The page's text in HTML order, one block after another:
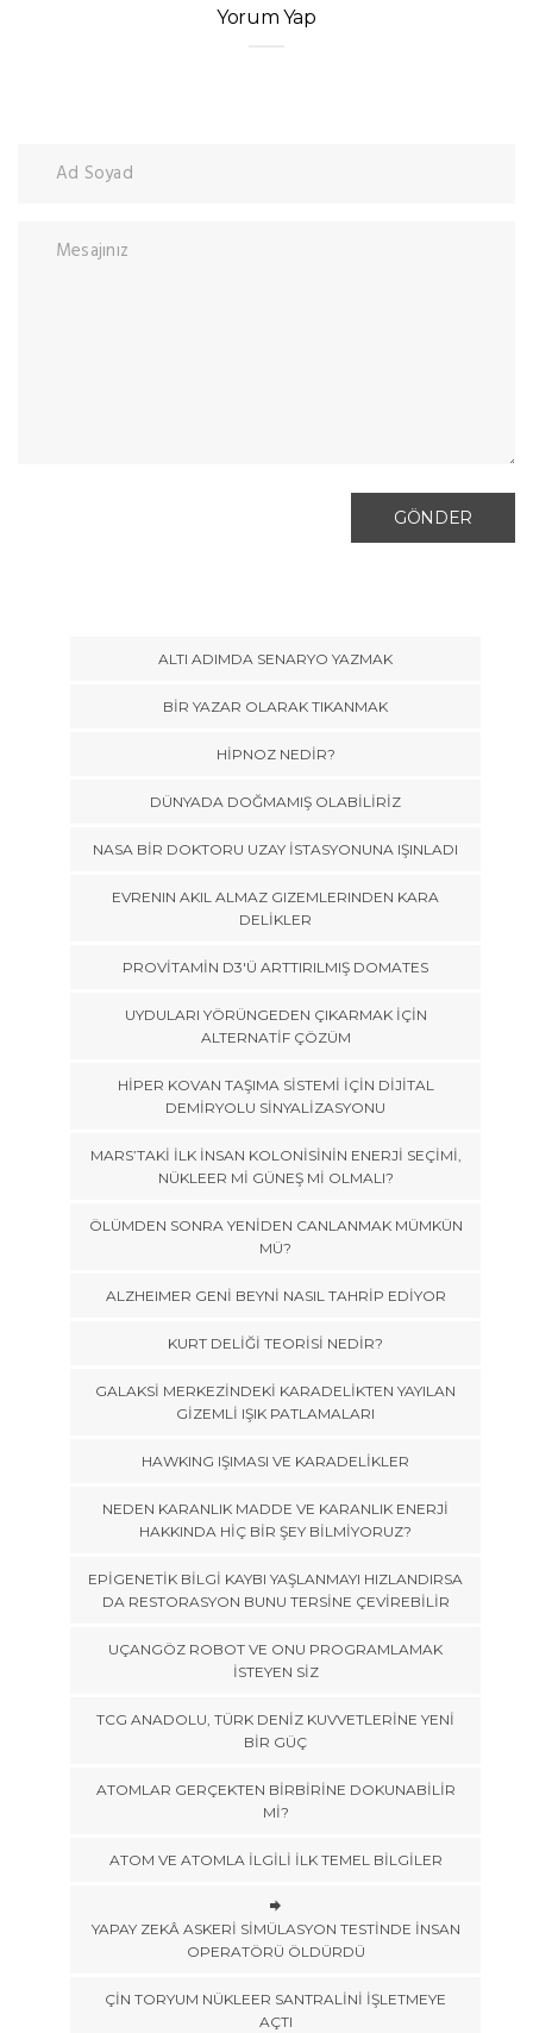
Yorum Yap
ALTI ADIMDA SENARYO YAZMAK
BİR YAZAR OLARAK TIKANMAK
HİPNOZ NEDİR?
DÜNYADA DOĞMAMIŞ OLABİLİRİZ
NASA BİR DOKTORU UZAY İSTASYONUNA IŞINLADI
EVRENIN AKIL ALMAZ GIZEMLERINDEN KARA
DELİKLER
PROVİTAMİN D3'Ü ARTTIRILMIŞ DOMATES
UYDULARI YÖRÜNGEDEN ÇIKARMAK İÇİN
ALTERNATİF ÇÖZÜM
HİPER KOVAN TAŞIMA SİSTEMİ İÇİN DİJİTAL
DEMİRYOLU SİNYALİZASYONU
MARS’TAKİ İLK İNSAN KOLONİSİNİN ENERJİ SEÇİMİ,
NÜKLEER Mİ GÜNEŞ Mİ OLMALI?
ÖLÜMDEN SONRA YENİDEN CANLANMAK MÜMKÜN
MÜ?
ALZHEIMER GENİ BEYNİ NASIL TAHRİP EDİYOR
KURT DELİĞİ TEORİSİ NEDİR?
GALAKSİ MERKEZİNDEKİ KARADELİKTEN YAYILAN
GİZEMLİ IŞIK PATLAMALARI
HAWKING IŞIMASI VE KARADELİKLER
NEDEN KARANLIK MADDE VE KARANLIK ENERJİ
HAKKINDA HİÇ BİR ŞEY BİLMİYORUZ?
EPİGENETİK BİLGİ KAYBI YAŞLANMAYI HIZLANDIRSA
DA RESTORASYON BUNU TERSİNE ÇEVİREBİLİR
UÇANGÖZ ROBOT VE ONU PROGRAMLAMAK
İSTEYEN SİZ
TCG ANADOLU, TÜRK DENİZ KUVVETLERİNE YENİ
BİR GÜÇ
ATOMLAR GERÇEKTEN BİRBİRİNE DOKUNABİLİR
Mİ?
ATOM VE ATOMLA İLGİLİ İLK TEMEL BİLGİLER
YAPAY ZEKÂ ASKERİ SİMÜLASYON TESTİNDE İNSAN
OPERATÖRÜ ÖLDÜRDÜ
ÇİN TORYUM NÜKLEER SANTRALİNİ İŞLETMEYE
AÇTI